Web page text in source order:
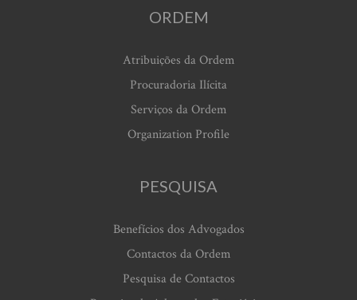
ORDEM
Atribuições da Ordem
Procuradoria Ilícita
Serviços da Ordem
Organization Profile
PESQUISA
Benefícios dos Advogados
Contactos da Ordem
Pesquisa de Contactos